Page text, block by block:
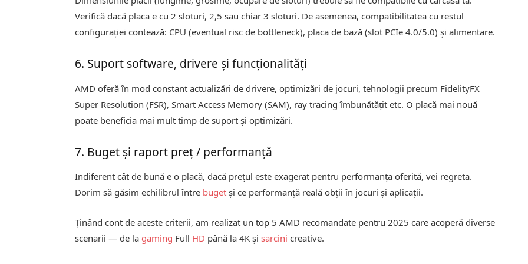
Verifică dacă placa e cu 2 sloturi, 2,5 sau chiar 3 sloturi. De asemenea, compatibilitatea cu restul
configurației contează: CPU (eventual risc de bottleneck), placa de bază (slot PCIe 4.0/5.0) și alimentare.
6. Suport software, drivere și funcționalități
AMD oferă în mod constant actualizări de drivere, optimizări de jocuri, tehnologii precum FidelityFX
Super Resolution (FSR), Smart Access Memory (SAM), ray tracing îmbunătățit etc. O placă mai nouă
poate beneficia mai mult timp de suport și optimizări.
7. Buget și raport preț / performanță
Indiferent cât de bună e o placă, dacă prețul este exagerat pentru performanța oferită, vei regreta.
Dorim să găsim echilibrul între buget și ce performanță reală obții în jocuri și aplicații.
Ținând cont de aceste criterii, am realizat un top 5 AMD recomandate pentru 2025 care acoperă diverse
scenarii — de la gaming Full HD până la 4K șisarcini creative.